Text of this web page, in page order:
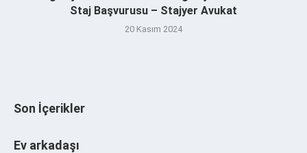
Staj Başvurusu – Stajyer Avukat
20 Kasım 2024
Son İçerikler
Ev arkadaşı